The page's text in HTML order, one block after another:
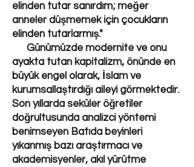
elinden tutar sanırdım; meğer
anneler düşmemek için çocukların
elinden tutarlarmış."
Günümüzde modernite ve onu
ayakta tutan kapitalizm, önünde en
büyük engel olarak, İslam ve
kurumsallaştırdığı aileyi görmektedir.
Son yıllarda seküler öğretiler
doğrultusunda analizci yöntemi
benimseyen Batıda beyinleri
yıkanmış bazı araştırmacı ve
akademisyenler, akıl yürütme